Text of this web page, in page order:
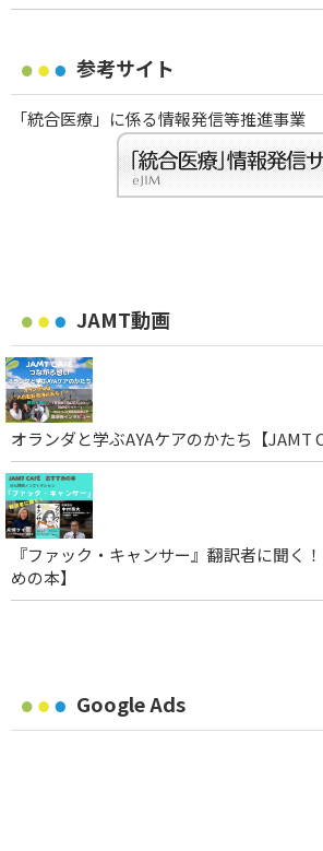
参考サイト
「統合医療」に係る情報発信等推進事業
JAMT動画
オランダと学ぶAYAケアのかたち【JAMT
『ファック・キャンサー』翻訳者に聞く
めの本】
Google Ads